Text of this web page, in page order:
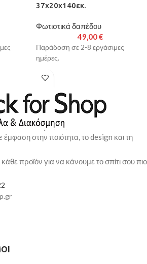
37x20x140εκ.
Φωτιστικά δαπέδου
49,00€
Παράδοση σε 2-8 εργάσιμες
ημέρες.
έμφαση στην ποιότητα, το design και τη
προϊόν για να κάνουμε το σπίτι σου πιο